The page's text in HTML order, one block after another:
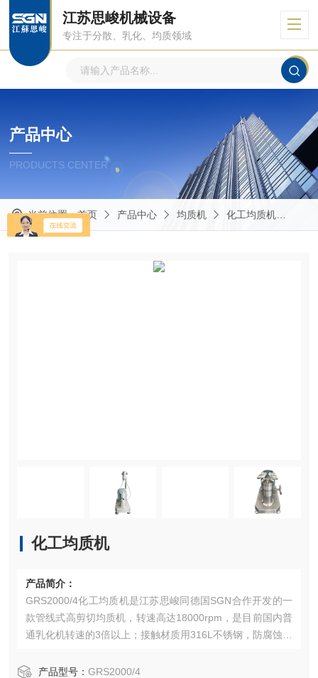
江苏思峻机械设备
专注于分散、乳化、均质领域
产品中心
PRODUCTS CENTER
当前位置：首页 产品中心 均质机 化工均质机
化工均质机
产品简介：
GRS2000/4化工均质机是江苏思峻同德国SGN合作开发的一
款管线式高剪切均质机，转速高达18000rpm，是目前国内普
通乳化机转速的3倍以上；接触材质用316L不锈钢，防腐蚀，
质设备，是进行高品质均质乳化，研发产品时的*。
产品型号： GRS2000/4